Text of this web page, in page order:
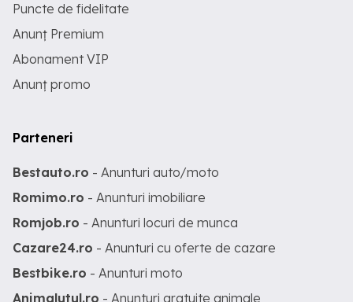
Puncte de fidelitate
Anunț Premium
Abonament VIP
Anunț promo
Parteneri
Bestauto.ro - Anunturi auto/moto
Romimo.ro - Anunturi imobiliare
Romjob.ro - Anunturi locuri de munca
Cazare24.ro - Anunturi cu oferte de cazare
Bestbike.ro - Anunturi moto
Animalutul.ro - Anunturi gratuite animale